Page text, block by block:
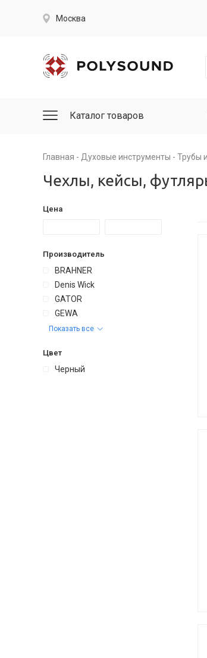
Москва
Каталог товаров
Главная Духовые инструменты Трубы
Чехлы, кейсы,
Цена
Производитель
BRAHNER
Denis Wick
GATOR
GEWA
Показать все
Цвет
Черный